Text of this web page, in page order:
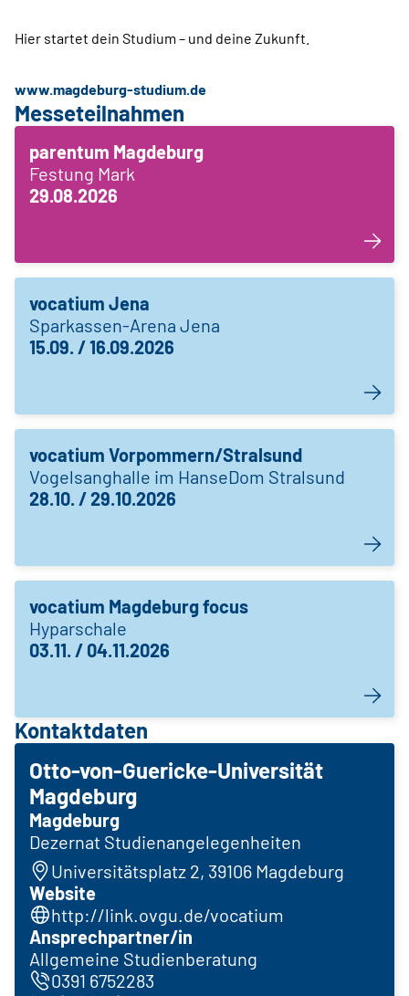
Hier startet dein Studium – und deine Zukunft.
www.magdeburg-studium.de
Messeteilnahmen
parentum Magdeburg
Festung Mark
29.08.2026
vocatium Jena
Sparkassen-Arena Jena
15.09. / 16.09.2026
vocatium Vorpommern/Stralsund
Vogelsanghalle im HanseDom Stralsund
28.10. / 29.10.2026
vocatium Magdeburg focus
Hyparschale
03.11. / 04.11.2026
Kontaktdaten
Otto-von-Guericke-Universität
Magdeburg
Magdeburg
Dezernat Studienangelegenheiten
Universitätsplatz 2, 39106 Magdeburg
Website
http://link.ovgu.de/vocatium
Ansprechpartner/in
Allgemeine Studienberatung
0391 6752283